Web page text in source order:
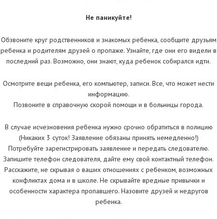
Не паникуйте!
Обзвоните круг родственников и знакомых ребенка, сообщите друзьям
ребенка и родителям друзей о пропаже. Узнайте, где они его видели в
последний раз. Возможно, они знают, куда ребенок собирался идти.
Осмотрите вещи ребенка, его компьютер, записи. Все, что может нести
информацию.
Позвоните в справочную скорой помощи и в больницы города.
В случае исчезновения ребенка нужно срочно обратиться в полицию
(Никаких 3 суток! Заявление обязаны принять немедленно!)
Потребуйте зарегистрировать заявление и передать следователю.
Запишите телефон следователя, дайте ему свой контактный телефон.
Расскажите, не скрывая о ваших отношениях с ребенком, возможных
конфликтах дома и в школе. Не скрывайте вредные привычки и
особенности характера пропавшего. Назовите друзей и недругов
ребенка.